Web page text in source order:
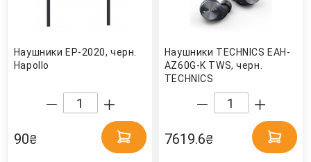
Наушники EP-2020, черн.
Hapollo
90₴
Наушники TECHNIСS EAH-
AZ60G-K TWS, черн.
TECHNIСS
7619.6₴